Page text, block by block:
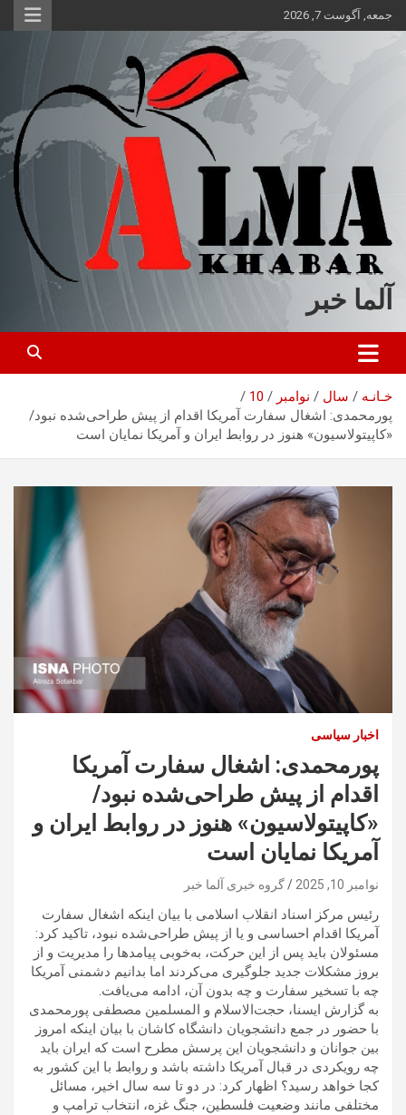
محتوا
جمعه, آگوست 7, 2026
آلما خبر
خـانـه سال نوامبر
10
پورمحمدی: اشغال سفارت آمریکا اقدام از پیش طراحی‌شده نبود/
«کاپیتولاسیون» هنوز در روابط ایران و آمریکا نمایان است
اخبار سیاسی
پورمحمدی: اشغال سفارت آمریکا
اقدام از پیش طراحی‌شده نبود/
«کاپیتولاسیون» هنوز در روابط ایران و
آمریکا نمایان است
نوامبر 10, 2025 گروه خبری آلما خبر
رئیس مرکز اسناد انقلاب اسلامی با بیان اینکه اشغال سفارت
آمریکا اقدام احساسی و یا از پیش طراحی‌شده نبود، تاکید کرد:
مسئولان باید پس از این حرکت، به‌خوبی پیامدها را مدیریت و از
بروز مشکلات جدید جلوگیری می‌کردند اما بدانیم دشمنی آمریکا
چه با تسخیر سفارت و چه بدون آن، ادامه می‌یافت.
به گزارش ایسنا، حجت‌الاسلام و المسلمین مصطفی پورمحمدی
با حضور در جمع دانشجویان دانشگاه کاشان با بیان اینکه امروز
بین جوانان و دانشجویان این پرسش مطرح است که ایران باید
چه رویکردی در قبال آمریکا داشته باشد و روابط با این کشور به
کجا خواهد رسید؟ اظهار کرد: در دو تا سه سال اخیر، مسائل
مختلفی مانند وضعیت فلسطین، جنگ غزه، انتخاب ترامپ و